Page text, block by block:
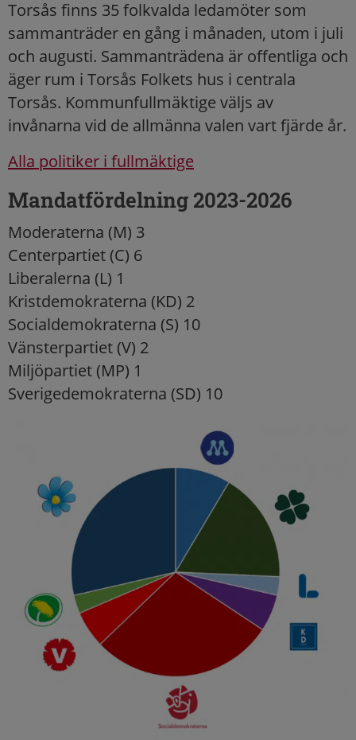
Torsås finns 35 folkvalda ledamöter som
sammanträder en gång i månaden, utom i juli
och augusti. Sammanträdena är offentliga och
äger rum i Torsås Folkets hus i centrala
Torsås. Kommunfullmäktige väljs av
invånarna vid de allmänna valen vart fjärde år.
Alla politiker i fullmäktige
Mandatfördelning 2023-2026
Moderaterna (M) 3
Centerpartiet (C) 6
Liberalerna (L) 1
Kristdemokraterna (KD) 2
Socialdemokraterna (S) 10
Vänsterpartiet (V) 2
Miljöpartiet (MP) 1
Sverigedemokraterna (SD) 10